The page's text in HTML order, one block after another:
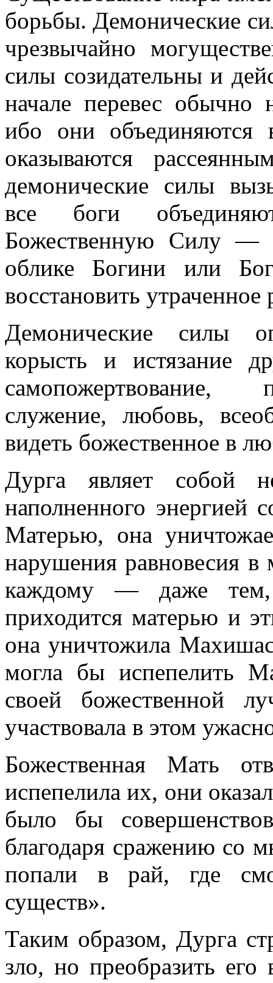
борьбы. Демонические
чрезвычайно
силы созидательны и
начале перевес обычно
ибо они объединяются
оказываются
демонические силы
все боги
Божественную Силу —
облике Богини или
восстановить утраченное
Демонические силы
корысть и истязание
самопожертвование,
служение, любовь,
видеть божественное в
Дурга являет собой
наполненного энергией
Матерью, она
нарушения равновесия
каждому — даже тем,
приходится матерью и
она уничтожила
могла бы испепелить
своей божественной
участвовала в этом
Божественная Мать
испепелила их, они
было бы
благодаря сражению со
попали в рай, где
существ».
Таким образом, Дурга
зло, но преобразить